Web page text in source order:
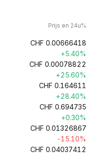
Prijs en 24u%
CHF 0.00666418
+5.40%
CHF 0.00078822
+25.60%
CHF 0.164611
+28.40%
CHF 0.694735
+0.30%
CHF 0.01326867
-15.10%
CHF 0.04037412